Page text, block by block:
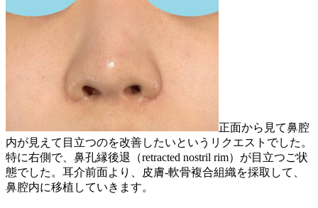
正面から見て鼻腔
内が見えて目立つのを改善したいというリクエストでした。
特に右側で、鼻孔縁後退（retracted nostril rim）が目立つご状
態でした。耳介前面より、皮膚-軟骨複合組織を採取して、
鼻腔内に移植していきます。